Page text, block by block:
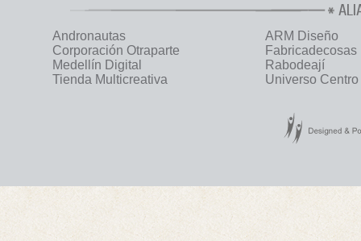
Andronautas
ARM Diseño
Corporación Otraparte
Fabricadecosas
Medellín Digital
Rabodeají
Tienda Multicreativa
Universo Centro